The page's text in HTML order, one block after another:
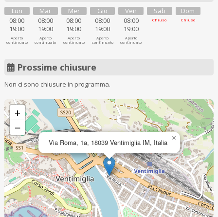
Lun
08:00
19:00
Aperto
continuato
Mar
08:00
19:00
Aperto
continuato
Mer
08:00
19:00
Aperto
continuato
Gio
08:00
19:00
Aperto
continuato
Ven
08:00
19:00
Aperto
continuato
Sab
Chiuso
Dom
Chiuso
Prossime chiusure
Non ci sono chiusure in programma.
Via Roma, 1a, 18039 Ventimiglia IM, Italia ×
+
−